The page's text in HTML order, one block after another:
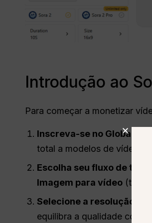
Introdução ao
Para começar a monetizar
Inscreva-se no Global GPT
total a modelos de vídeo
Escolha seu fluxo de
Imagem para vídeo
Selecione a resolução e
equilibra a qualidade com